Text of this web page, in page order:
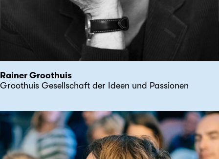
Rainer Groothuis
Groothuis Gesellschaft der Ideen und Passionen